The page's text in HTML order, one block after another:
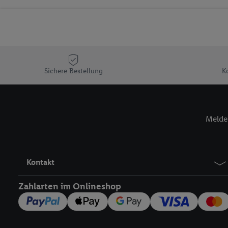
Sichere Bestellung
Kontakt
Zahlarten im Onlineshop
Sofern Sie hier Ihre
Plus-Konto einloggen,
zu erstellen (die
können, um Sie in
Hierzu wird von uns
Zudem erlauben Sie
den Lidl-Diensten
Wenn das der Fall ist,
Kundenkonto-
Insbesondere können
Nutzung der Utiq-
widerrufen - jederzeit
Telekommunikations-